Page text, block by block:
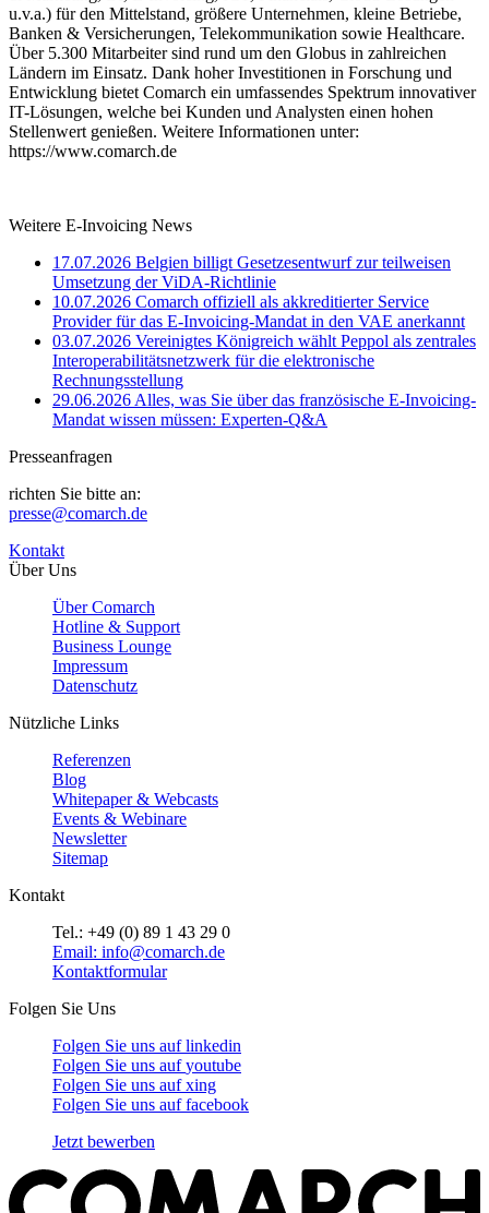
u.v.a.) für den Mittelstand, größere Unternehmen, kleine Betriebe,
Banken & Versicherungen, Telekommunikation sowie Healthcare.
Über 5.300 Mitarbeiter sind rund um den Globus in zahlreichen
Ländern im Einsatz. Dank hoher Investitionen in Forschung und
Entwicklung bietet Comarch ein umfassendes Spektrum innovativer
IT-Lösungen, welche bei Kunden und Analysten einen hohen
Stellenwert genießen. Weitere Informationen unter:
https://www.comarch.de
Weitere E-Invoicing News
17.07.2026 Belgien billigt Gesetzesentwurf zur teilweisen
Umsetzung der ViDA-Richtlinie
10.07.2026 Comarch offiziell als akkreditierter Service
Provider für das E-Invoicing-Mandat in den VAE anerkannt
03.07.2026 Vereinigtes Königreich wählt Peppol als zentrales
Interoperabilitätsnetzwerk für die elektronische
Rechnungsstellung
29.06.2026 Alles, was Sie über das französische E-Invoicing-
Mandat wissen müssen: Experten-Q&A
Presseanfragen
richten Sie bitte an:
presse@comarch.de
Kontakt
Über Uns
Über Comarch
Hotline & Support
Business Lounge
Impressum
Datenschutz
Nützliche Links
Referenzen
Blog
Whitepaper & Webcasts
Events & Webinare
Newsletter
Sitemap
Kontakt
Tel.: +49 (0) 89 1 43 29 0
Email: info@comarch.de
Kontaktformular
Folgen Sie Uns
Folgen Sie uns auflinkedin
Folgen Sie uns aufyoutube
Folgen Sie uns aufxing
Folgen Sie uns auffacebook
Jetzt bewerben